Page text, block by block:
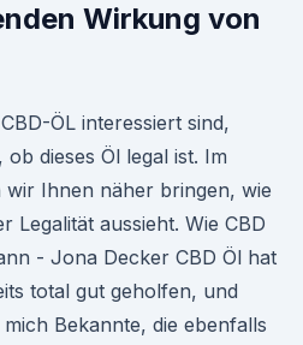
Wirkung von
ÖL interessiert sind,
dieses Öl legal ist. Im
Ihnen näher bringen, wie
Legalität aussieht. Wie CBD
- Jona Decker CBD Öl hat
total gut geholfen, und
Bekannte, die ebenfalls